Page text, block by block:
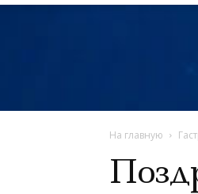
На главную